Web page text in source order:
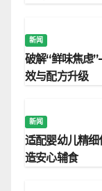
新闻
破解“鲜味焦虑
效与配方升级
新闻
适配婴幼儿精
造安心辅食